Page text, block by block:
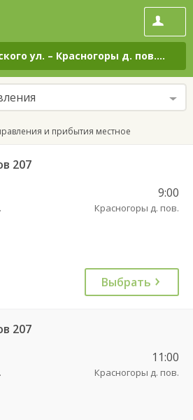
ул. – Красногоры д. пов. на
и прибытия местное
207
9:00
Красногоры д. пов.
Выбрать
207
11:00
Красногоры д. пов.